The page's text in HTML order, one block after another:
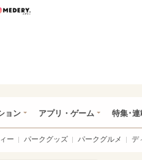
まい肉
ョン アプリ・ゲーム 特集･
ー パークグッズ パークグルメ デ